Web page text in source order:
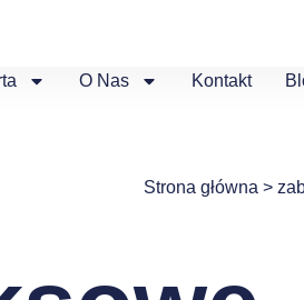
O Nas Kontakt
Strona główna >